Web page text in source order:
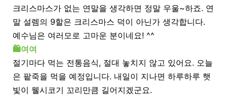
크리스마스가 없는 연말을 생각하면 정말 우울~하죠. 연
말 설렘의 9할은 크리스마스 덕이 아닌가 생각합니다.
예수님은 여러모로 고마운 분이네요! ^^
🛍️여여
절기마다 먹는 전통음식, 절대 놓치지 않고 있어요. 오늘
은 팥죽을 먹을 예정입니다. 내일이 지나면 하루하루 햇
빛이 웰시코기 꼬리만큼 길어지겠군요.